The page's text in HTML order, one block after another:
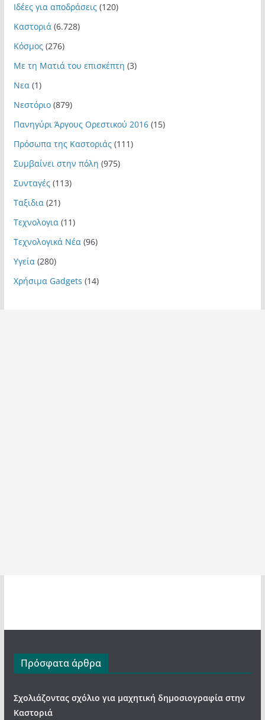
Ιδέες για αποδράσεις(120)
Καστοριά (6.728)
Κόσμος(276)
Με τη Ματιά του επισκέπτη (3)
Νεα (1)
Νεστόριο(879)
Πανηγύρι Άργους Ορεστικού 2016(15)
Πρόσωπα της Καστοριάς(111)
Συμβαίνει στην πόλη (975)
Συνταγές(113)
Ταξιδια (21)
Τεχνολογια (11)
Τεχνολογικά Νέα (96)
Υγεία (280)
Χρήσιμα Gadgets (14)
Πρόσφατα άρθρα
Σχολιάζοντας σχόλιο για μαχητική δημοσιογραφία στην
Καστοριά